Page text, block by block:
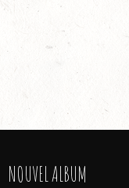
NOUVEL ALBUM